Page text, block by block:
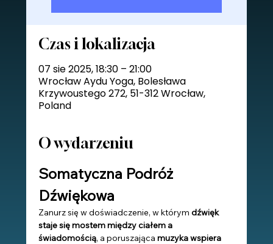
Czas i lokalizacja
07 sie 2025, 18:30 – 21:00
Wrocław Aydu Yoga, Bolesława
Krzywoustego 272, 51-312 Wrocław,
Poland
O wydarzeniu
Somatyczna Podróż
Dźwiękowa
Zanurz się w doświadczenie, w którym dźwięk
staje się mostem między ciałem a
świadomością, a poruszająca muzyka wspiera